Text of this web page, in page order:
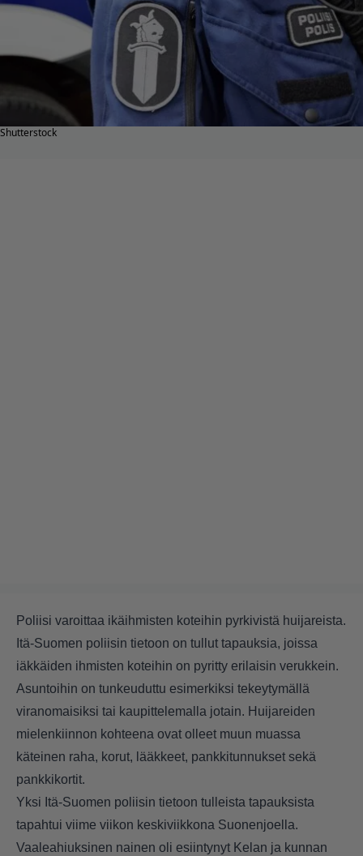
Shutterstock
Poliisi varoittaa ikäihmisten koteihin pyrkivistä huijareista.
Itä-Suomen poliisin tietoon on tullut tapauksia, joissa
iäkkäiden ihmisten koteihin on pyritty erilaisin verukkein.
Asuntoihin on tunkeuduttu esimerkiksi tekeytymällä
viranomaisiksi tai kaupittelemalla jotain. Huijareiden
mielenkiinnon kohteena ovat olleet muun muassa
käteinen raha, korut, lääkkeet, pankkitunnukset sekä
pankkikortit.
Yksi Itä-Suomen poliisin tietoon tulleista tapauksista
tapahtui viime viikon keskiviikkona Suonenjoella.
Vaaleahiuksinen nainen oli esiintynyt Kelan ja kunnan